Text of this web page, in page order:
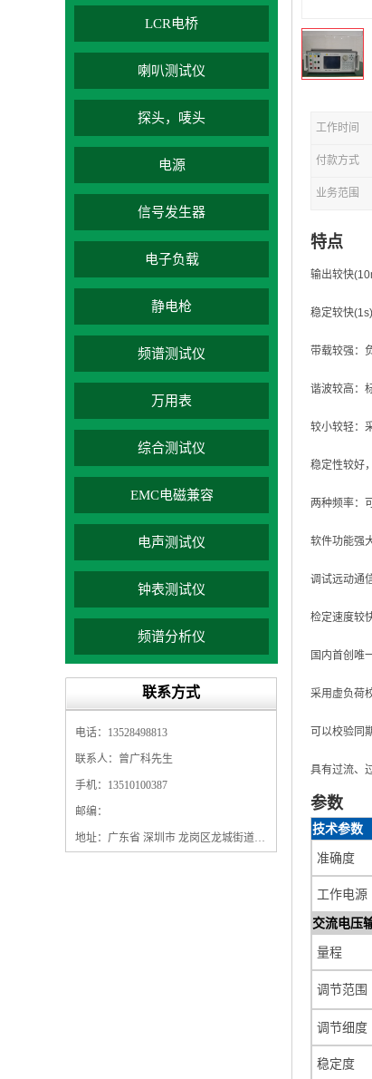
LCR电桥
喇叭测试仪
探头，唛头
电源
信号发生器
电子负载
静电枪
频谱测试仪
万用表
综合测试仪
EMC电磁兼容
电声测试仪
钟表测试仪
频谱分析仪
联系方式
电话：13528498813
联系人：曾广科先生
手机：13510100387
邮编：
地址：广东省 深圳市 龙岗区龙城街道龙翔大道9009号珠江广场A1栋5F
工作时间
付款方式
业务范围
特点
输出较快
稳定较快
带载较强：
谐波较高：
较小较轻：
稳定性较好
两种频率：
软件功能强
调试远动通
检定速度较
国内首创唯
采用虚负荷
可以校验同
具有过流、
参数
技术参数
准确度
工作电源
交流电压
量程
调节范围
调节细度
稳定度